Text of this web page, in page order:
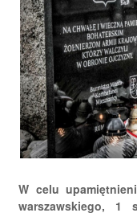
W celu
warszawskiego, 1